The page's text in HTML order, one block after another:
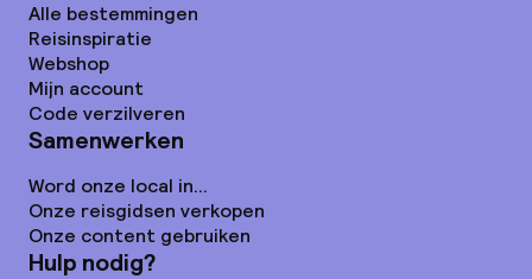
Alle bestemmingen
Reisinspiratie
Webshop
Mijn account
Code verzilveren
Samenwerken
Word onze local in...
Onze reisgidsen verkopen
Onze content gebruiken
Hulp nodig?